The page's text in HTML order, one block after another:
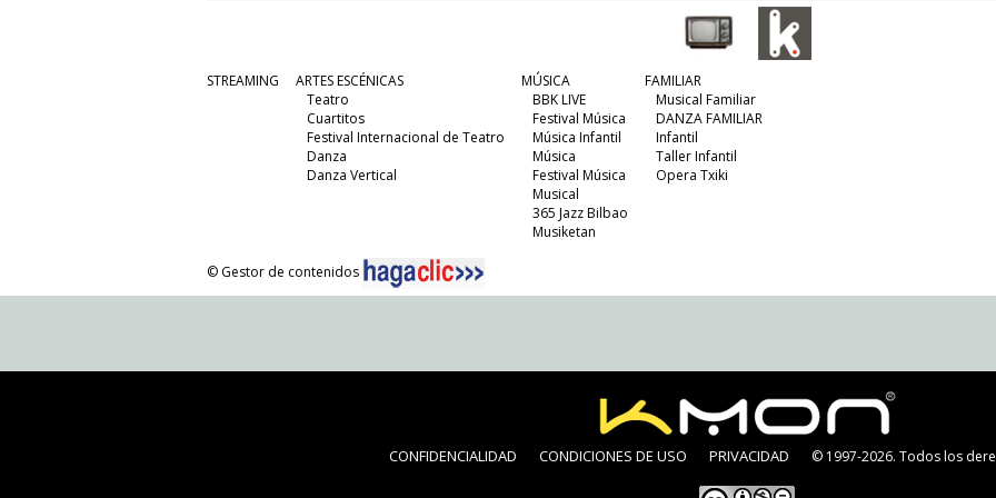
STREAMING
ARTES ESCÉNICAS
Teatro
Cuartitos
Festival Internacional de Teatro
Danza
Danza Vertical
MÚSICA
BBK LIVE
Festival Música
Música Infantil
Música
Festival Música
Musical
365 Jazz Bilbao
Musiketan
FAMILIAR
Musical Familiar
DANZA FAMILIAR
Infantil
Taller Infantil
Opera Txiki
© Gestor de contenidos
CONFIDENCIALIDAD CONDICIONES DE USO PRIVACIDAD © 1997-2026. Todos los